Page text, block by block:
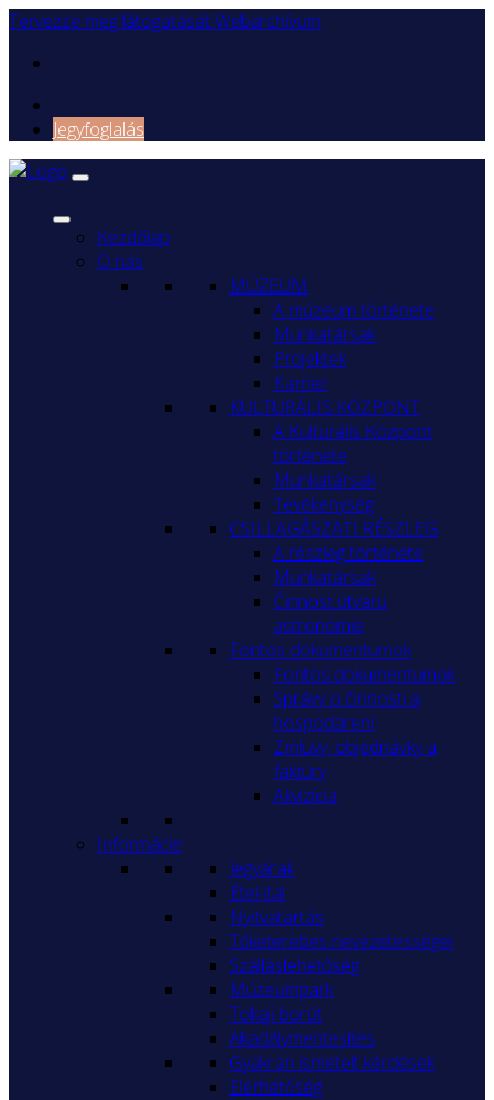
Tervezze meg látogatásátWebarchívum
Jegyfoglalás
Kezdőlap
O nás
MÚZEUM
A múzeum története
Munkatársak
Projektek
Karrier
KULTURÁLIS KÖZPONT
A Kulturális Központ
története
Munkatársak
Tevékenység
CSILLAGÁSZATI RÉSZLEG
A részleg története
Munkatársak
Činnosť útvaru
astronómie
Fontos dokumentumok
Fontos dokumentumok
Správy o činnosti a
hospodárení
Zmluvy, objednávky a
faktúry
Akvizícia
Informácie
Jegyárak
Étel-ital
Nyitvatartás
Tőketerebes nevezetességei
Szálláslehetőség
Múzeumpark
Tokaji borút
Akadálymentesítés
Gyakran ismételt kérdések
Elérhetőség